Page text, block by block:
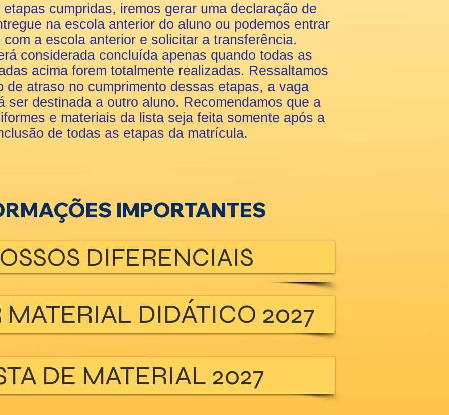
cumpridas, iremos gerar uma declaração de
na escola anterior do aluno ou podemos entrar
com a escola anterior e solicitar a transferência.
considerada concluída apenas quando todas as
acima forem totalmente realizadas. Ressaltamos
de atraso no cumprimento dessas etapas, a vaga
ser destinada a outro aluno. Recomendamos que a
e materiais da lista seja feita somente após a
de todas as etapas da matrícula.
IMPORTANTES
DIFERENCIAIS
MATERIAL DIDÁTICO 2027
DE MATERIAL 2027